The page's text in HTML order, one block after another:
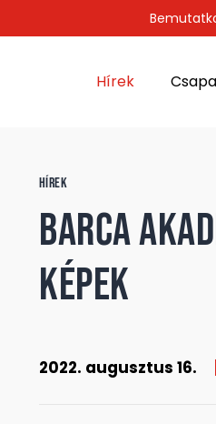
Hírek
HÍREK
Barca
KÉPEK
2022. augusztus 16.